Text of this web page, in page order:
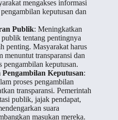
mengakses informasi
keputusan dan
Publik: Meningkatkan
tentang pentingnya
penting. Masyarakat harus
transparansi dan
pengambilan keputusan.
Keputusan:
proses pengambilan
transparansi. Pemerintah
publik, jajak pendapat,
suara
masukan mereka.